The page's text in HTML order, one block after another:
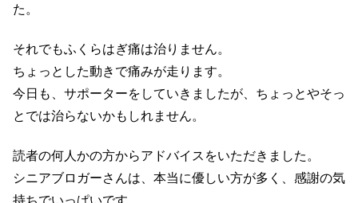
た。
それでもふくらはぎ痛は治りません。
ちょっとした動きで痛みが走ります。
今日も、サポーターをしていきましたが、ちょっとやそっ
とでは治らないかもしれません。
読者の何人かの方からアドバイスをいただきました。
シニアブロガーさんは、本当に優しい方が多く、感謝の気